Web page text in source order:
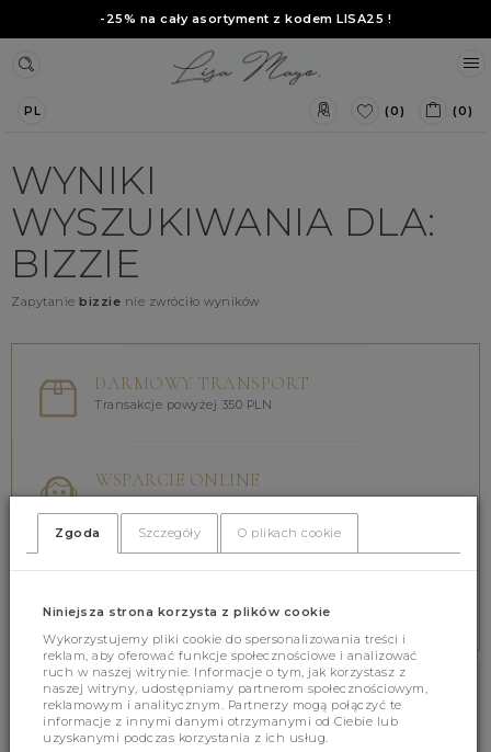
-25% na cały asortyment z kodem LISA25 !
PL (0) (0)
WYNIKI
WYSZUKIWANIA DLA:
BIZZIE
Zapytanie bizzie nie zwróciło wyników
DARMOWY TRANSPORT
Transakcje powyżej 350 PLN
WSPARCIE ONLINE
Wspieramy online 8.00-16.00
tel. 578 552 642
Zabezpieczamy wszystkie płatności
NEWSLETTER
ZAPISZ SIĘ BEZPŁATNIE NA NEWSLETTER!
Zgoda Szczegóły O plikach cookie
Niniejsza strona korzysta z plików cookie
Wykorzystujemy pliki cookie do spersonalizowania treści i
reklam, aby oferować funkcje społecznościowe i analizować
ruch w naszej witrynie. Informacje o tym, jak korzystasz z
naszej witryny, udostępniamy partnerom społecznościowym,
reklamowym i analitycznym. Partnerzy mogą połączyć te
informacje z innymi danymi otrzymanymi od Ciebie lub
uzyskanymi podczas korzystania z ich usług.